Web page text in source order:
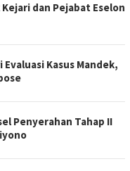
dan Pejabat Eselon
Kasus Mandek,
Penyerahan Tahap II